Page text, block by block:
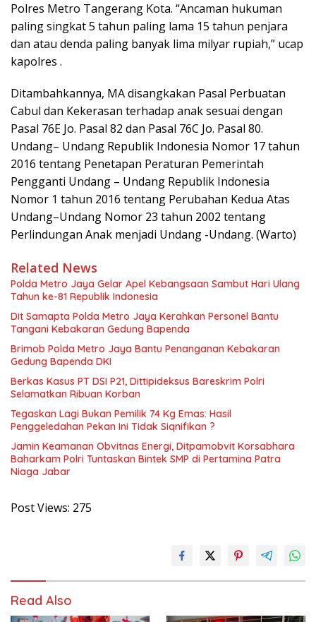
Polres Metro Tangerang Kota. “Ancaman hukuman
paling singkat 5 tahun paling lama 15 tahun penjara
dan atau denda paling banyak lima milyar rupiah,” ucap
kapolres .
Ditambahkannya, MA disangkakan Pasal Perbuatan
Cabul dan Kekerasan terhadap anak sesuai dengan
Pasal 76E Jo. Pasal 82 dan Pasal 76C Jo. Pasal 80.
Undang– Undang Republik Indonesia Nomor 17 tahun
2016 tentang Penetapan Peraturan Pemerintah
Pengganti Undang – Undang Republik Indonesia
Nomor 1 tahun 2016 tentang Perubahan Kedua Atas
Undang–Undang Nomor 23 tahun 2002 tentang
Perlindungan Anak menjadi Undang -Undang. (Warto)
Related News
Polda Metro Jaya Gelar Apel Kebangsaan Sambut Hari Ulang
Tahun ke-81 Republik Indonesia
Dit Samapta Polda Metro Jaya Kerahkan Personel Bantu
Tangani Kebakaran Gedung Bapenda
Brimob Polda Metro Jaya Bantu Penanganan Kebakaran
Gedung Bapenda DKI
Berkas Kasus PT DSI P21, Dittipideksus Bareskrim Polri
Selamatkan Ribuan Korban
Tegaskan Lagi Bukan Pemilik 74 Kg Emas: Hasil
Penggeledahan Pekan Ini Tidak Siqnifikan ?
Jamin Keamanan Obvitnas Energi, Ditpamobvit Korsabhara
Baharkam Polri Tuntaskan Bintek SMP di Pertamina Patra
Niaga Jabar
Post Views: 275
Read Also